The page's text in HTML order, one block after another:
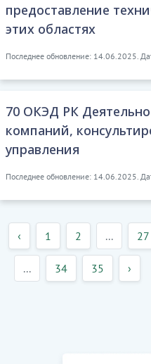
предоставление
этих областях
Последнее обновление: 14.06.2025.
70 ОКЭД РК
компаний,
управления
Последнее обновление: 14.06.2025.
‹ 1 2 ... 27
... 34 35 ›